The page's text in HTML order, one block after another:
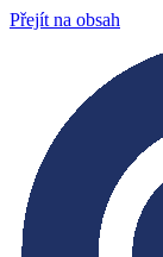
Přejít na obsah